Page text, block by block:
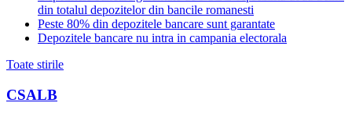
din totalul depozitelor din bancile romanesti
Peste 80% din depozitele bancare sunt garantate
Depozitele bancare nu intra in campania electorala
Toate stirile
CSALB